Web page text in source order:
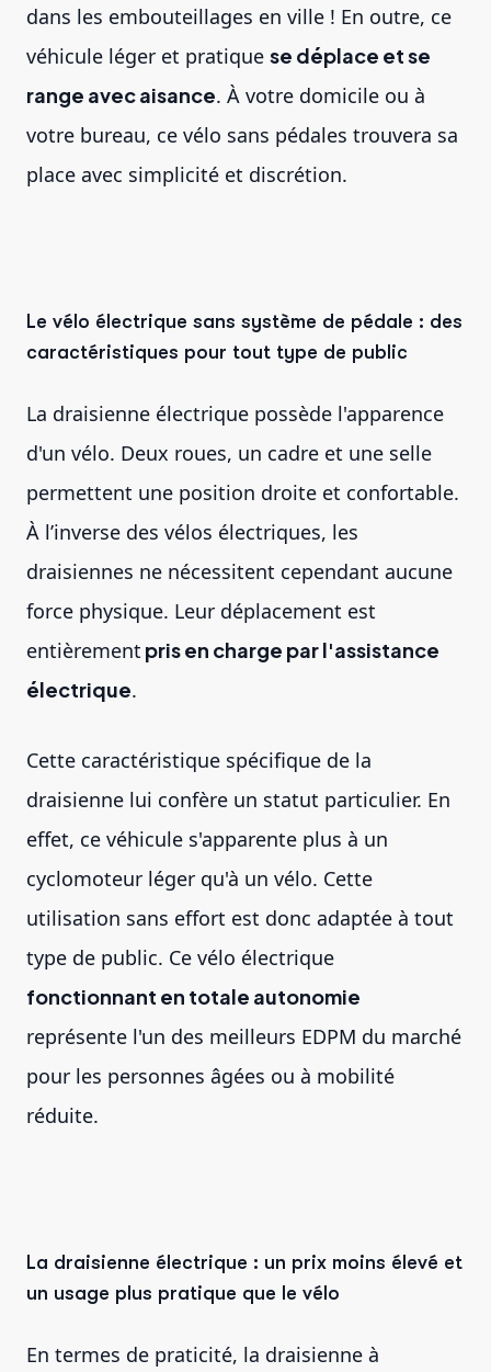
dans les embouteillages en ville ! En outre, ce
véhicule léger et pratique se déplace et se
range avec aisance. À votre domicile ou à
votre bureau, ce vélo sans pédales trouvera sa
place avec simplicité et discrétion.
Le vélo électrique sans système de pédale : des
caractéristiques pour tout type de public
La draisienne électrique possède l'apparence
d'un vélo. Deux roues, un cadre et une selle
permettent une position droite et confortable.
À l’inverse des vélos électriques, les
draisiennes ne nécessitent cependant aucune
force physique. Leur déplacement est
entièrement pris en charge par l'assistance
électrique.
Cette caractéristique spécifique de la
draisienne lui confère un statut particulier. En
effet, ce véhicule s'apparente plus à un
cyclomoteur léger qu'à un vélo. Cette
utilisation sans effort est donc adaptée à tout
type de public. Ce vélo électrique
fonctionnant en totale autonomie
représente l'un des meilleurs EDPM du marché
pour les personnes âgées ou à mobilité
réduite.
La draisienne électrique : un prix moins élevé et
un usage plus pratique que le vélo
En termes de praticité, la draisienne à